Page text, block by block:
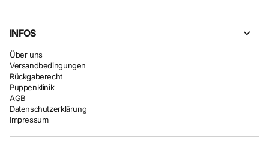
INFOS
Über uns
Versandbedingungen
Rückgaberecht
Puppenklinik
AGB
Datenschutzerklärung
Impressum